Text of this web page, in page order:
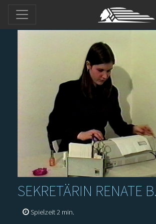
SEKRETÄRIN RENATE B.
Spielzeit 2 min.